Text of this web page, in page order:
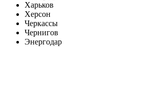
Харьков
Херсон
Черкассы
Чернигов
Энергодар